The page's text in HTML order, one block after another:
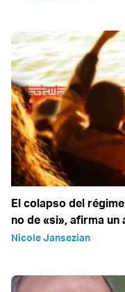
El colapso del
no de «si», afirma un
Nicole Jansezian